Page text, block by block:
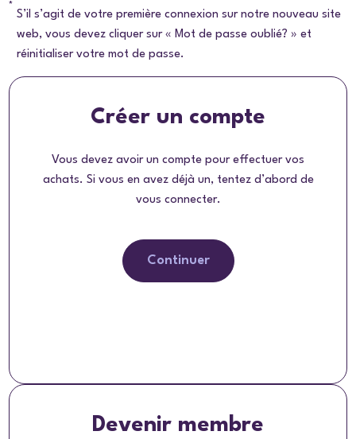
*
S’il s’agit de votre première connexion sur notre nouveau site
web, vous devez cliquer sur « Mot de passe oublié? » et
réinitialiser votre mot de passe.
Créer un compte
Vous devez avoir un compte pour effectuer vos
achats. Si vous en avez déjà un, tentez d’abord de
vous connecter.
Continuer
Devenir membre